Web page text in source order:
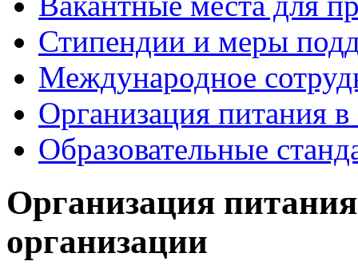
Стипендии и меры
Международное
Организация питания в
Образовательные
Организация
организации